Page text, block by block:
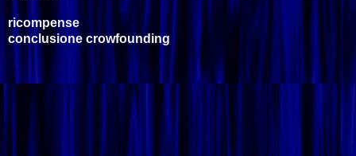
ricompense
conclusione crowfounding